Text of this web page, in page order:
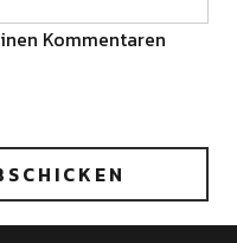
Kommentaren